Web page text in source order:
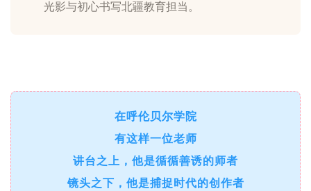
光影与初心书写北疆教育担当。
在呼伦贝尔学院
有这样一位老师
讲台之上，他是循循善诱的师者
镜头之下，他是捕捉时代的创作者